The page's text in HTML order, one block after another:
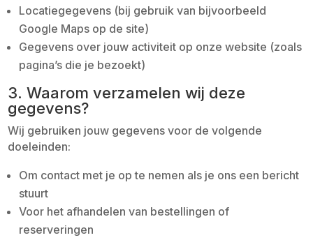
Locatiegegevens (bij gebruik van bijvoorbeeld
Google Maps op de site)
Gegevens over jouw activiteit op onze website (zoals
pagina’s die je bezoekt)
3. Waarom verzamelen wij deze
gegevens?
Wij gebruiken jouw gegevens voor de volgende
doeleinden:
Om contact met je op te nemen als je ons een bericht
stuurt
Voor het afhandelen van bestellingen of
reserveringen